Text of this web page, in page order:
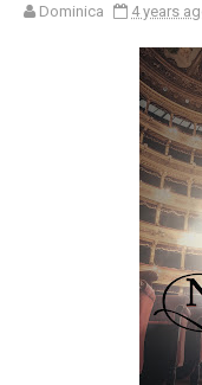
Dominica 4 years